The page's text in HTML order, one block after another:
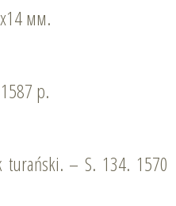
мм.
р.
turański. – S. 134. 1570